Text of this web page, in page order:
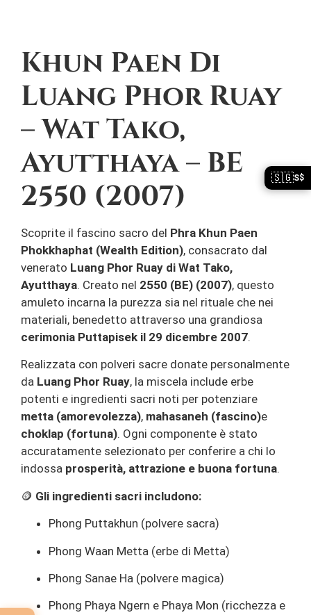
Khun Paen Di
Luang Phor Ruay
– Wat Tako,
Ayutthaya – BE
2550 (2007)
Scoprite il fascino sacro del Phra Khun Paen
Phokkhaphat (Wealth Edition), consacrato dal
venerato Luang Phor Ruay di Wat Tako,
Ayutthaya. Creato nel 2550 (BE) (2007), questo
amuleto incarna la purezza sia nel rituale che nei
materiali, benedetto attraverso una grandiosa
cerimonia Puttapisek il 29 dicembre 2007.
Realizzata con polveri sacre donate personalmente
da Luang Phor Ruay, la miscela include erbe
potenti e ingredienti sacri noti per potenziare
metta (amorevolezza), mahasaneh (fascino)e
choklap (fortuna). Ogni componente è stato
accuratamente selezionato per conferire a chi lo
indossa prosperità, attrazione e buona fortuna.
🪙 Gli ingredienti sacri includono:
Phong Puttakhun (polvere sacra)
Phong Waan Metta (erbe di Metta)
Phong Sanae Ha (polvere magica)
Phong Phaya Ngern e Phaya Mon (ricchezza e
🇸🇬S$